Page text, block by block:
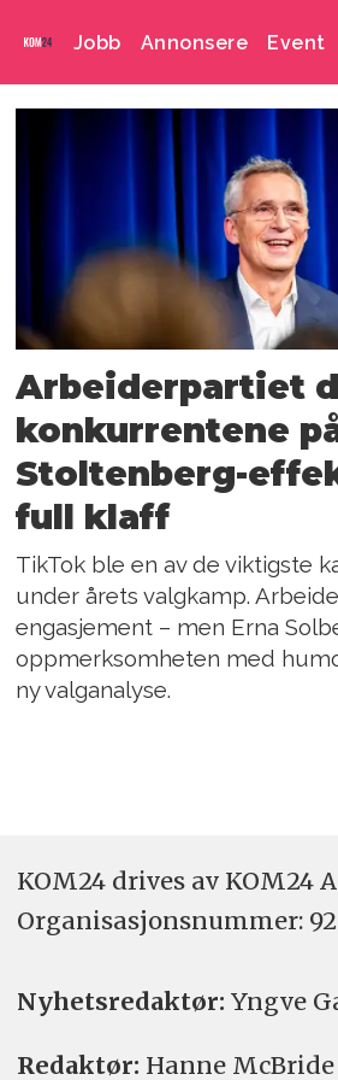
Jobb Annonsere Event
Emne:
stoltenberg-
effekten
Arbeiderpartiet
konkurrentene
Stoltenberg-
full klaff
TikTok ble en av de viktigste
under årets valgkamp.
engasjement – men Erna
oppmerksomheten med
ny valganalyse.
KOM24 drives av KOM24
Organisasjons­nummer:
Nyhetsredaktør: Yngve
Redaktør: Hanne McBride